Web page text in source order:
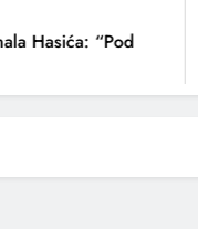
DJEČIJI
Hasića: “Pod